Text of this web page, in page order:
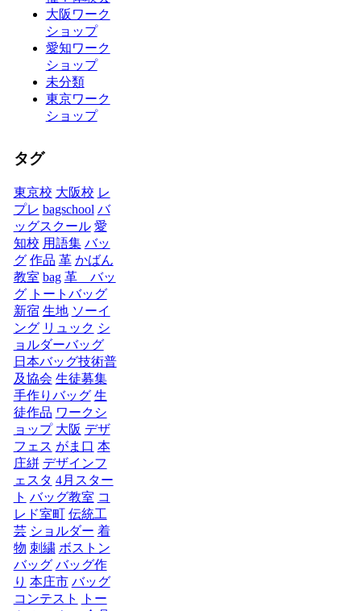
大阪ワーク
ショップ
愛知ワーク
ショップ
未分類
東京ワーク
ショップ
タグ
東京校 大阪校 レ
プレ bagschool バ
ッグスクール 愛
知校 用語集 バッ
グ 作品 革 かばん
教室 bag 革 バッ
グ
トートバッグ
新宿 生地 ソーイ
ング リュック シ
ョルダーバッグ
日本バッグ技術普
及協会 生徒募集
手作りバッグ 生
徒作品 ワークシ
ョップ 大阪 デザ
フェス がま口 本
庄絣 デザインフ
ェスタ 4月スター
ト バッグ教室 コ
レド室町 伝統工
芸 ショルダー 着
物 刺繍 ボストン
バッグ バッグ作
り 本庄市 バッグ
コンテスト
トー